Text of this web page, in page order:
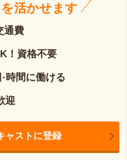
を活かせます
通費
！資格不要
時間に働ける
迎
ャストに登録